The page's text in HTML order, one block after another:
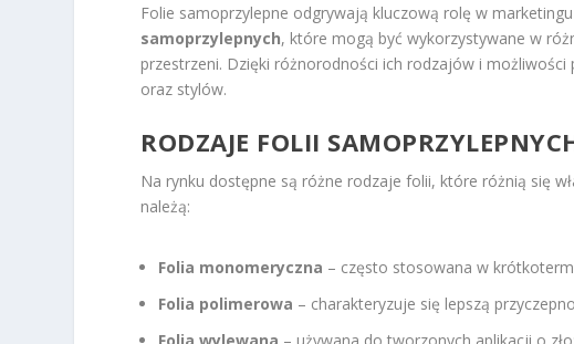
Folie samoprzylepne odgrywają kluczową rolę w
samoprzylepnych, które mogą być wykorzystywane w
przestrzeni. Dzięki różnorodności ich rodzajów i
oraz stylów.
RODZAJE FOLII
Na rynku dostępne są różne rodzaje folii, które różnią się
należą:
Folia monomeryczna – często stosowana w
Folia polimerowa – charakteryzuje się lepszą